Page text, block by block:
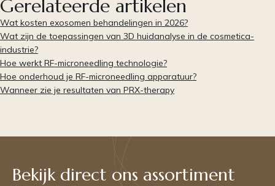
Gerelateerde artikelen
Wat kosten exosomen behandelingen in 2026?
Wat zijn de toepassingen van 3D huidanalyse in de cosmetica-
industrie?
Hoe werkt RF-microneedling technologie?
Hoe onderhoud je RF-microneedling apparatuur?
Wanneer zie je resultaten van PRX-therapy
Bekijk direct ons assortiment